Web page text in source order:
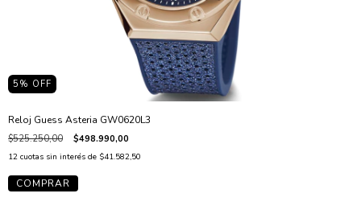
5 % OFF
Reloj Guess Asteria GW0620L3
$525.250,00 $498.990,00
12 cuotas sin interés de $41.582,50